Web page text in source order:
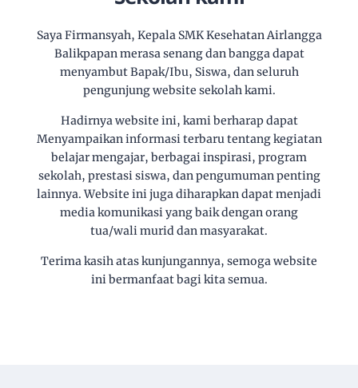
Saya Firmansyah, Kepala SMK Kesehatan Airlangga
Balikpapan merasa senang dan bangga dapat
menyambut Bapak/Ibu, Siswa, dan seluruh
pengunjung website sekolah kami.
Hadirnya website ini, kami berharap dapat
Menyampaikan informasi terbaru tentang kegiatan
belajar mengajar, berbagai inspirasi, program
sekolah, prestasi siswa, dan pengumuman penting
lainnya. Website ini juga diharapkan dapat menjadi
media komunikasi yang baik dengan orang
tua/wali murid dan masyarakat.
Terima kasih atas kunjungannya, semoga website
ini bermanfaat bagi kita semua.